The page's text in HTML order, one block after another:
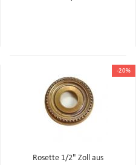
-20%
Rosette 1/2" Zoll aus